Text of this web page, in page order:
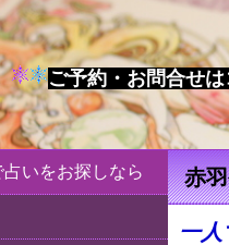
ご予約・お問合せは
赤
一人
いをお探しなら